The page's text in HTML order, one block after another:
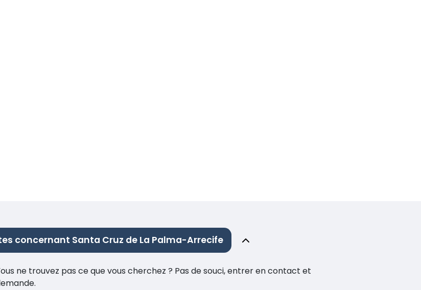
concernant Santa Cruz de La Palma-Arrecife
ne trouvez pas ce que vous cherchez ? Pas de souci, entrer en contact et